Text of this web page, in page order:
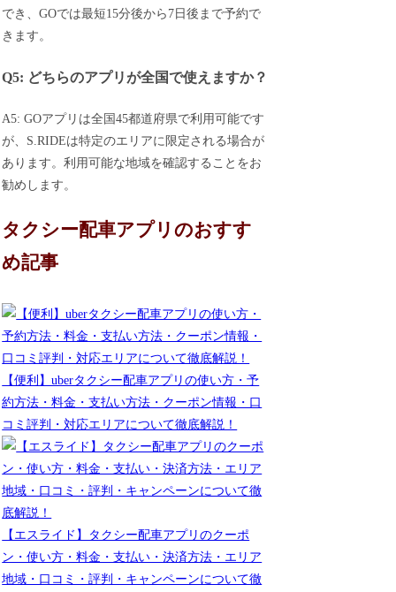
でき、GOでは最短15分後から7日後まで予約で
きます。
Q5: どちらのアプリが全国で使えますか？
A5: GOアプリは全国45都道府県で利用可能です
が、S.RIDEは特定のエリアに限定される場合が
あります。利用可能な地域を確認することをお
勧めします。
タクシー配車アプリのおすす
め記事
【便利】uberタクシー配車アプリの使い方・予
約方法・料金・支払い方法・クーポン情報・口
コミ評判・対応エリアについて徹底解説！
【エスライド】タクシー配車アプリのクーポ
ン・使い方・料金・支払い・決済方法・エリア
地域・口コミ・評判・キャンペーンについて徹